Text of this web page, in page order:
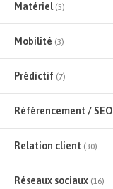
Matériel(5)
Mobilité (3)
Prédictif (7)
Référencement / SEO
Relation client(30)
Réseaux sociaux(16)